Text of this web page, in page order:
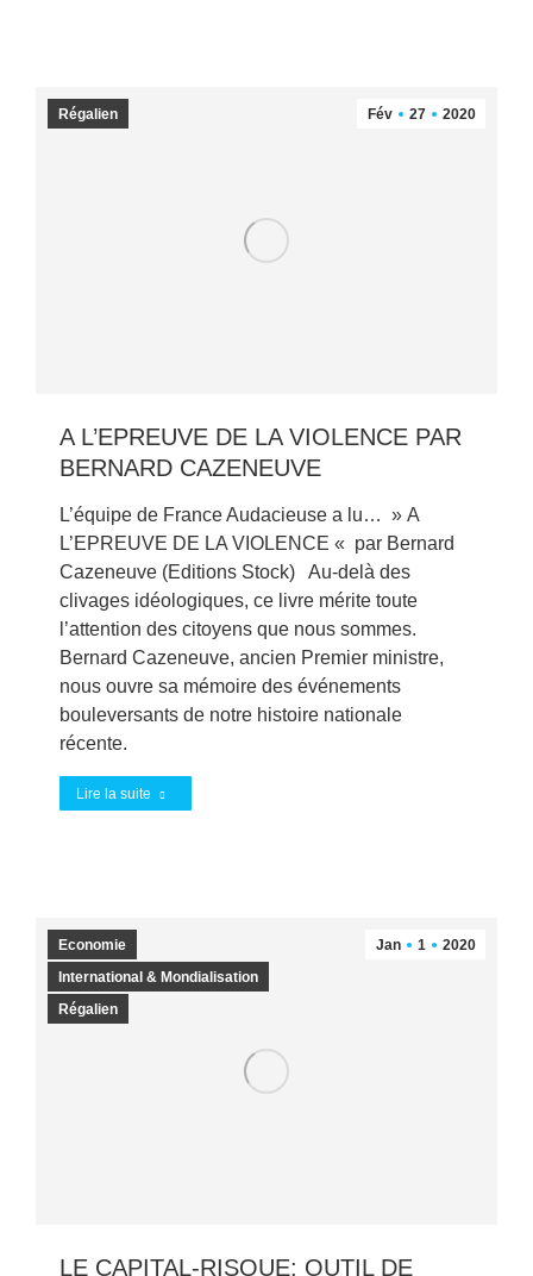
Fév 27 2020
Régalien
A L’EPREUVE DE LA VIOLENCE PAR
BERNARD CAZENEUVE
L’équipe de France Audacieuse a lu… » A
L’EPREUVE DE LA VIOLENCE « par Bernard
Cazeneuve (Editions Stock) Au-delà des
clivages idéologiques, ce livre mérite toute
l’attention des citoyens que nous sommes.
Bernard Cazeneuve, ancien Premier ministre,
nous ouvre sa mémoire des événements
bouleversants de notre histoire nationale
récente.
Lire la suite
Jan 1 2020
Economie
International & Mondialisation
Régalien
LE CAPITAL-RISQUE: OUTIL DE